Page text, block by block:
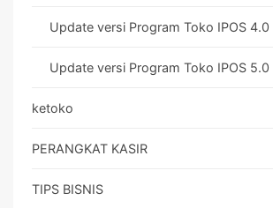
Update versi Program Toko IPOS 4.0
Update versi Program Toko IPOS 5.0
ketoko
PERANGKAT KASIR
TIPS BISNIS